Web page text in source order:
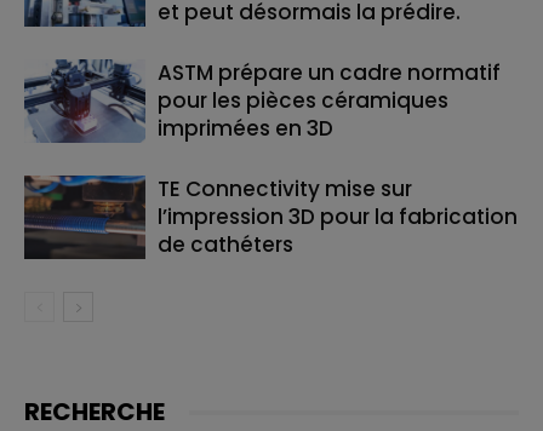
et peut désormais la prédire.
ASTM prépare un cadre normatif
pour les pièces céramiques
imprimées en 3D
TE Connectivity mise sur
l’impression 3D pour la fabrication
de cathéters
RECHERCHE